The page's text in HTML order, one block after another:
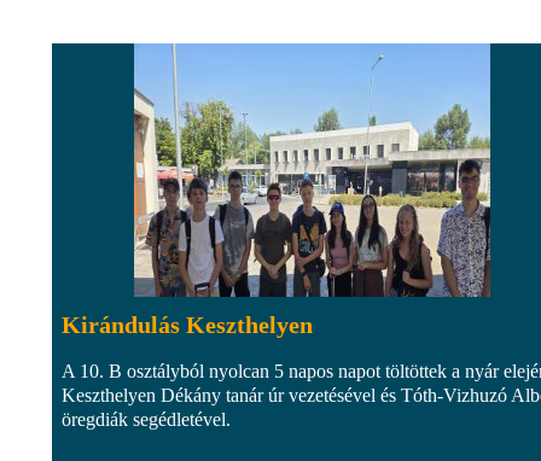
Kirándulás Keszthelyen
A 10. B osztályból nyolcan 5 napos napot töltöttek a nyár
Keszthelyen Dékány tanár úr vezetésével és Tóth-Vizhuzó
öregdiák segédletével.